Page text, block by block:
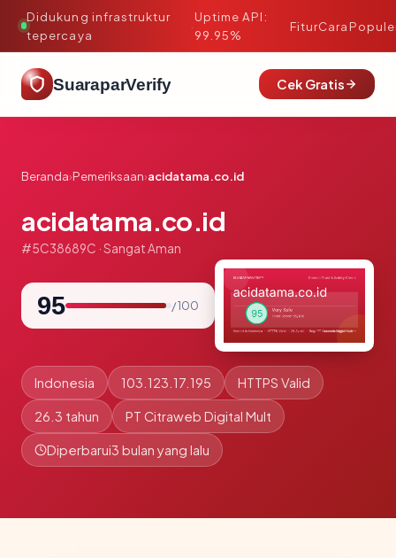
Didukung infrastruktur
tepercaya
·
Uptime API:
99.95%
FiturCara
SuaraparVerify Cek Gratis
Beranda›Pemeriksaan›acidatama.co.id
acidatama.co.id
#5C38689C · Sangat Aman
95 / 100
Indonesia 103.123.17.195 HTTPS Valid
26.3 tahun PT Citraweb Digital Mult
Diperbarui3 bulan yang lalu